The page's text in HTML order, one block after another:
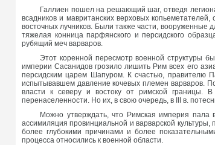
Галлиен пошел на решающий шаг, отведя
всадников и мавританских верховых
восточных лучников. Были также части, вооруженные
тяжелая конница парфянского и персидского
рубящий меч варваров.
Этот коренной пересмотр военной структуры
империи Сасанидов грозило лишить Рим всех его
персидским царем Шапуром. К счастью, правителю
испытывавшем давление кочевых племен варваров.
власти к северу и востоку от римской границы.
перенаселенности. Но их, в свою очередь, в III в.
Можно утверждать, что Римская империя пала
ассимиляция провинциальной и варварской
более глубокими причинами и более
процесса относились к военной области.